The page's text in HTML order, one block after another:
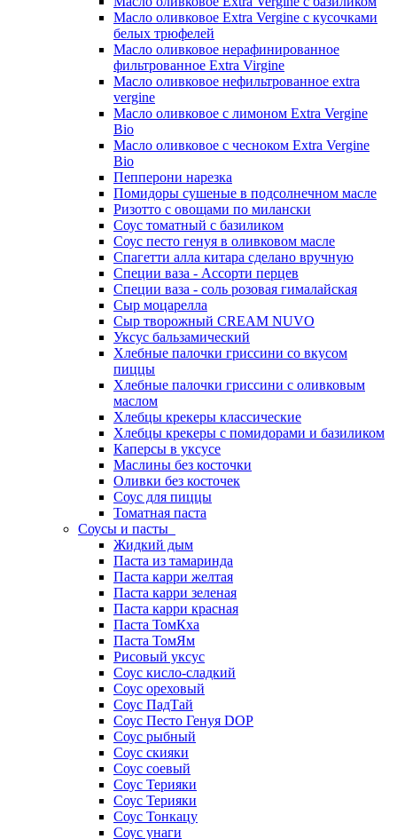
Масло оливковое Extra Vergine с кусочками
белых трюфелей
Масло оливковое нерафинированное
фильтрованное Extra Virgine
Масло оливковое нефильтрованное extra
vergine
Масло оливковое с лимоном Extra Vergine
Bio
Масло оливковое с чесноком Extra Vergine
Bio
Пепперони нарезка
Помидоры сушеные в подсолнечном масле
Ризотто с овощами по милански
Соус томатный с базиликом
Соус песто генуя в оливковом масле
Спагетти алла китара сделано вручную
Специи ваза - Ассорти перцев
Специи ваза - соль розовая гималайская
Сыр моцарелла
Сыр творожный CREАM NUVO
Уксус бальзамический
Хлебные палочки гриссини со вкусом
пиццы
Хлебные палочки гриссини с оливковым
маслом
Хлебцы крекеры классические
Хлебцы крекеры с помидорами и базиликом
Каперсы в уксусе
Маслины без косточки
Оливки без косточек
Соус для пиццы
Томатная паста
Соусы и пасты
Жидкий дым
Паста из тамаринда
Паста карри желтая
Паста карри зеленая
Паста карри красная
Паста ТомКха
Паста ТомЯм
Рисовый уксус
Соус кисло-сладкий
Соус ореховый
Соус ПадТай
Соус Песто Генуя DOP
Соус рыбный
Соус скияки
Соус соевый
Соус Терияки
Соус Терияки
Соус Тонкацу
Соус унаги